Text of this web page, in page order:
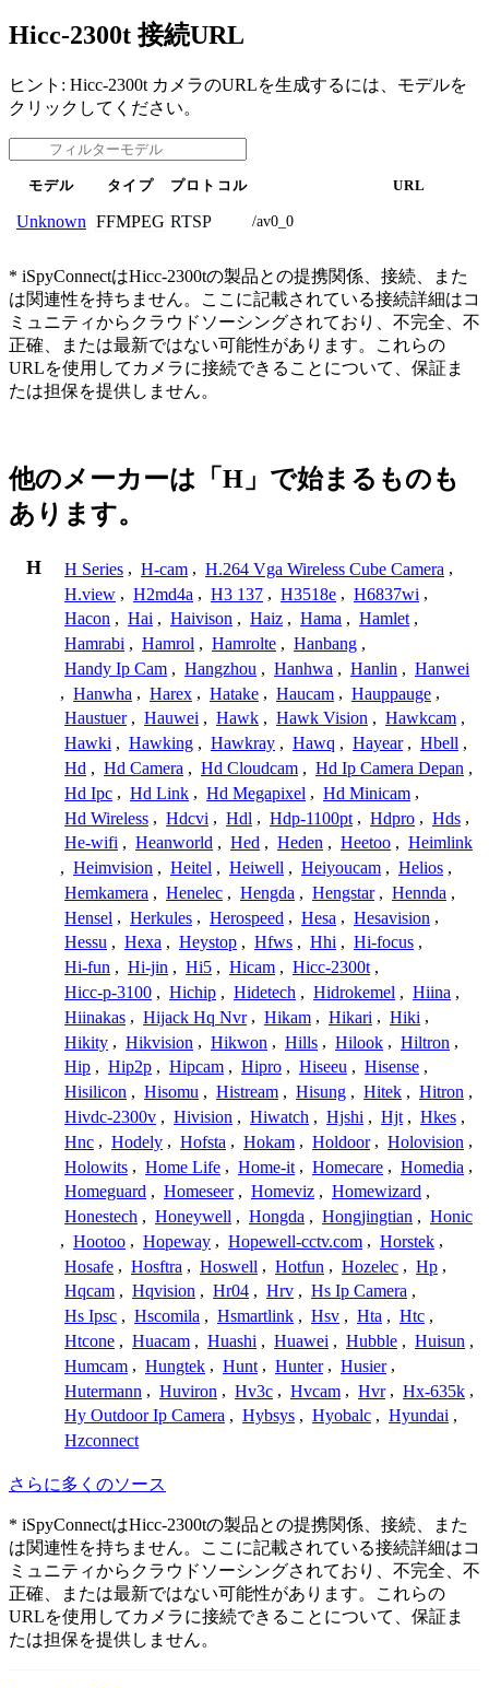
Hicc-2300t 接続URL
ヒント: Hicc-2300t カメラのURLを生成するには、モデルを
クリックしてください。
モデル タイプ プロトコル URL
Unknown FFMPEG RTSP /av0_0
* iSpyConnectはHicc-2300tの製品との提携関係、接続、また
は関連性を持ちません。ここに記載されている接続詳細はコ
ミュニティからクラウドソーシングされており、不完全、不
正確、または最新ではない可能性があります。これらの
URLを使用してカメラに接続できることについて、保証ま
たは担保を提供しません。
他のメーカーは「H」で始まるものも
あります。
H H Series , H-cam , H.264 Vga Wireless Cube Camera ,
H.view , H2md4a , H3 137 , H3518e , H6837wi ,
Hacon , Hai , Haivison , Haiz , Hama , Hamlet ,
Hamrabi , Hamrol , Hamrolte , Hanbang ,
Handy Ip Cam , Hangzhou , Hanhwa , Hanlin , Hanwei
, Hanwha , Harex , Hatake , Haucam , Hauppauge ,
Haustuer , Hauwei , Hawk , Hawk Vision , Hawkcam ,
Hawki , Hawking , Hawkray , Hawq , Hayear , Hbell ,
Hd , Hd Camera , Hd Cloudcam , Hd Ip Camera Depan ,
Hd Ipc , Hd Link , Hd Megapixel , Hd Minicam ,
Hd Wireless , Hdcvi , Hdl , Hdp-1100pt , Hdpro , Hds ,
He-wifi , Heanworld , Hed , Heden , Heetoo , Heimlink
, Heimvision , Heitel , Heiwell , Heiyoucam , Helios ,
Hemkamera , Henelec , Hengda , Hengstar , Hennda ,
Hensel , Herkules , Herospeed , Hesa , Hesavision ,
Hessu , Hexa , Heystop , Hfws , Hhi , Hi-focus ,
Hi-fun , Hi-jin , Hi5 , Hicam , Hicc-2300t ,
Hicc-p-3100 , Hichip , Hidetech , Hidrokemel , Hiina ,
Hiinakas , Hijack Hq Nvr , Hikam , Hikari , Hiki ,
Hikity , Hikvision , Hikwon , Hills , Hilook , Hiltron ,
Hip , Hip2p , Hipcam , Hipro , Hiseeu , Hisense ,
Hisilicon , Hisomu , Histream , Hisung , Hitek , Hitron ,
Hivdc-2300v , Hivision , Hiwatch , Hjshi , Hjt , Hkes ,
Hnc , Hodely , Hofsta , Hokam , Holdoor , Holovision ,
Holowits , Home Life , Home-it , Homecare , Homedia ,
Homeguard , Homeseer , Homeviz , Homewizard ,
Honestech , Honeywell , Hongda , Hongjingtian , Honic
, Hootoo , Hopeway , Hopewell-cctv.com , Horstek ,
Hosafe , Hosftra , Hoswell , Hotfun , Hozelec , Hp ,
Hqcam , Hqvision , Hr04 , Hrv , Hs Ip Camera ,
Hs Ipsc , Hscomila , Hsmartlink , Hsv , Hta , Htc ,
Htcone , Huacam , Huashi , Huawei , Hubble , Huisun ,
Humcam , Hungtek , Hunt , Hunter , Husier ,
Hutermann , Huviron , Hv3c , Hvcam , Hvr , Hx-635k ,
Hy Outdoor Ip Camera , Hybsys , Hyobalc , Hyundai ,
Hzconnect
さらに多くのソース
* iSpyConnectはHicc-2300tの製品との提携関係、接続、また
は関連性を持ちません。ここに記載されている接続詳細はコ
ミュニティからクラウドソーシングされており、不完全、不
正確、または最新ではない可能性があります。これらの
URLを使用してカメラに接続できることについて、保証ま
たは担保を提供しません。